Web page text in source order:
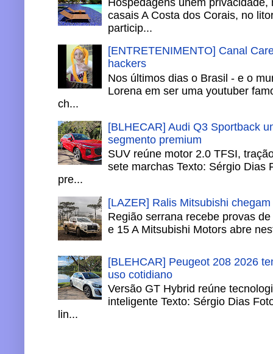
casais A Costa dos Corais, no
particip...
[ENTRETENIMENTO] Canal
hackers
Nos últimos dias o Brasil - e o
Lorena em ser uma youtuber
ch...
[BLHECAR] Audi Q3 Sportback
segmento premium
SUV reúne motor 2.0 TFSI,
sete marchas Texto: Sérgio Dias
pre...
[LAZER] Ralis Mitsubishi
Região serrana recebe provas
e 15 A Mitsubishi Motors abre
[BLEHCAR] Peugeot 208 2026
uso cotidiano
Versão GT Hybrid reúne
inteligente Texto: Sérgio Dias
lin...